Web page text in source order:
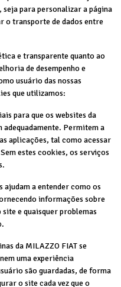
para personalizar a página
o transporte de dados entre
e transparente quanto ao
de desempenho e
usuário das nossas
que utilizamos:
para que os websites da
adequadamente. Permitem a
aplicações, tal como acessar
estes cookies, os serviços
ajudam a entender como os
informações sobre
e quaisquer problemas
da MILAZZO FIAT se
uma experiência
são guardadas, de forma
o site cada vez que o